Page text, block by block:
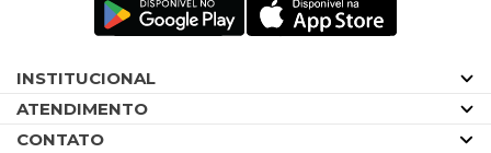
INSTITUCIONAL
ATENDIMENTO
CONTATO